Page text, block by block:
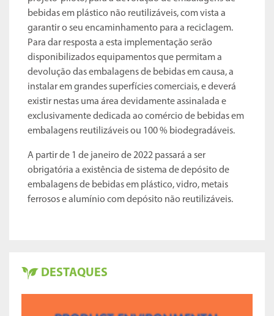
bebidas em plástico não reutilizáveis, com vista a
garantir o seu encaminhamento para a reciclagem.
Para dar resposta a esta implementação serão
disponibilizados equipamentos que permitam a
devolução das embalagens de bebidas em causa, a
instalar em grandes superfícies comerciais, e deverá
existir nestas uma área devidamente assinalada e
exclusivamente dedicada ao comércio de bebidas em
embalagens reutilizáveis ou 100 % biodegradáveis.
A partir de 1 de janeiro de 2022 passará a ser
obrigatória a existência de sistema de depósito de
embalagens de bebidas em plástico, vidro, metais
ferrosos e alumínio com depósito não reutilizáveis.
DESTAQUES